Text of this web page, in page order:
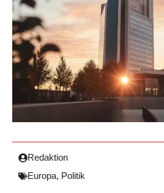
Redaktion
Europa, Politik